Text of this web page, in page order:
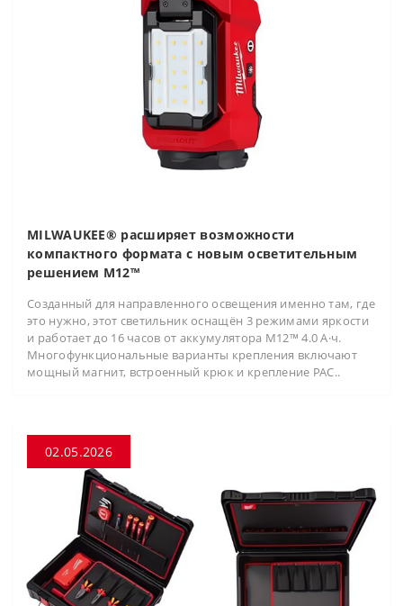
MILWAUKEE® расширяет возможности
компактного формата с новым осветительным
решением M12™
Созданный для направленного освещения именно там, где
это нужно, этот светильник оснащён 3 режимами яркости
и работает до 16 часов от аккумулятора M12™ 4.0 А·ч.
Многофункциональные варианты крепления включают
мощный магнит, встроенный крюк и крепление PAC..
02.05.2026